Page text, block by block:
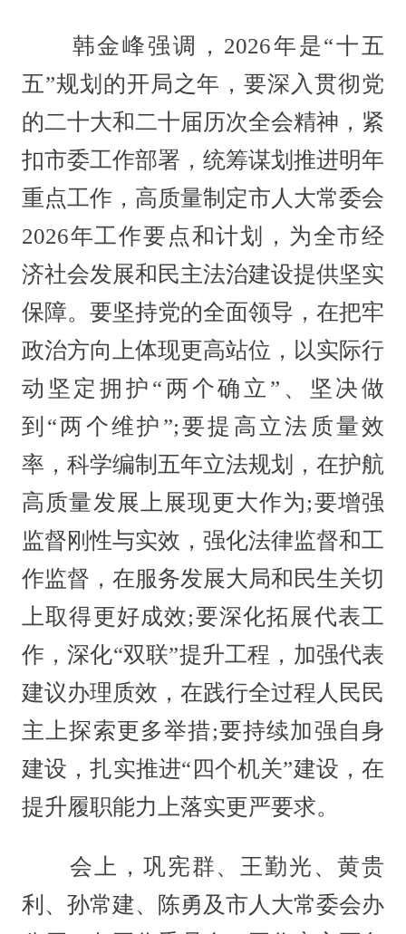
韩金峰强调，2026年是“十五
五”规划的开局之年，要深入贯彻党
的二十大和二十届历次全会精神，紧
扣市委工作部署，统筹谋划推进明年
重点工作，高质量制定市人大常委会
2026年工作要点和计划，为全市经
济社会发展和民主法治建设提供坚实
保障。要坚持党的全面领导，在把牢
政治方向上体现更高站位，以实际行
动坚定拥护“两个确立”、坚决做
到“两个维护”;要提高立法质量效
率，科学编制五年立法规划，在护航
高质量发展上展现更大作为;要增强
监督刚性与实效，强化法律监督和工
作监督，在服务发展大局和民生关切
上取得更好成效;要深化拓展代表工
作，深化“双联”提升工程，加强代表
建议办理质效，在践行全过程人民民
主上探索更多举措;要持续加强自身
建设，扎实推进“四个机关”建设，在
提升履职能力上落实更严要求。
会上，巩宪群、王勤光、黄贵
利、孙常建、陈勇及市人大常委会办